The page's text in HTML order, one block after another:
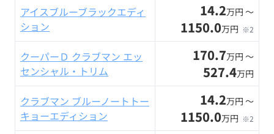
アイスブルーブラックエディ
ション
14.2万円 〜
1150.0万円 ※2
クーパーＤ クラブマン エッ
センシャル・トリム
170.7万円 〜
527.4万円
クラブマン ブルーノートトー
キョーエディション
14.2万円 〜
1150.0万円 ※2